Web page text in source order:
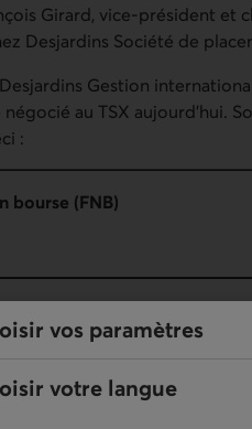
vos paramètres
votre langue
Girard, vice‑président
Desjardins Société de
Gestion
au TSX aujourd’hui.
:
bourse (FNB)
obligations